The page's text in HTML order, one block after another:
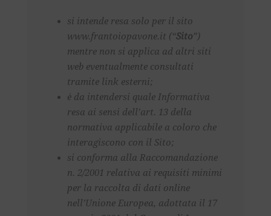
si intende resa solo per il sito
www.frantoiopavone.it (“Sito”)
mentre non si applica ad altri siti
web eventualmente consultati
tramite link esterni;
è da intendersi quale Informativa
resa ai sensi dell’art. 13 della
normativa applicabile a coloro che
interagiscono con il Sito;
si conforma alla Raccomandazione
n. 2/2001 relativa ai requisiti minimi
per la raccolta di dati online
nell’Unione Europea, adottata il 17